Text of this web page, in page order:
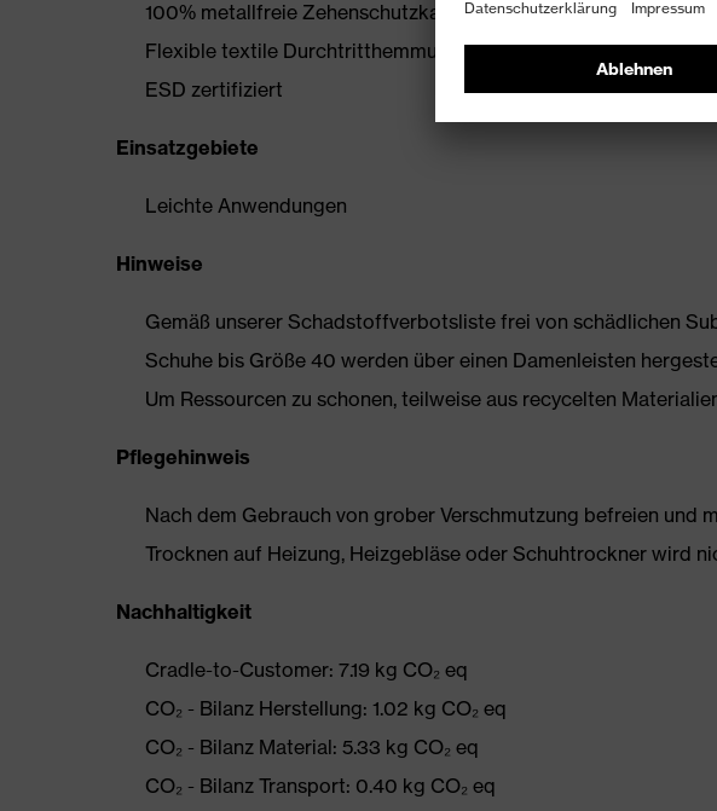
100% metallfreie Zehenschutzkappe
Flexible textile Durchtritthemmung
ESD zertifiziert
Einsatzgebiete
Leichte Anwendungen
Hinweise
Gemäß unserer Schadstoffverbotsliste frei von schädlichen
Schuhe bis Größe 40 werden über einen Damenleisten
Um Ressourcen zu schonen, teilweise aus recycelten
Pflegehinweis
Nach dem Gebrauch von grober Verschmutzung befreien und
Trocknen auf Heizung, Heizgebläse oder Schuhtrockner wird
Nachhaltigkeit
Cradle-to-Customer: 7.19 kg CO₂ eq
CO₂ - Bilanz Herstellung: 1.02 kg CO₂ eq
CO₂ - Bilanz Material: 5.33 kg CO₂ eq
CO₂ - Bilanz Transport: 0.40 kg CO₂ eq